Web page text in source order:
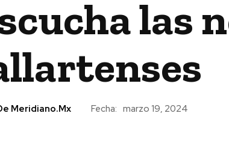
las
Meridiano.mx Fecha: marzo 19, 2024